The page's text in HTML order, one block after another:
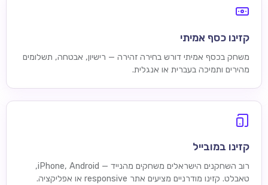
קזינו כסף אמיתי
משחק בכסף אמיתי דורש בחירה זהירה — רישיון, אבטחה, תשלומים
מהירים ותמיכה בעברית או אנגלית.
קזינו במובייל
רוב השחקנים הישראלים משחקים מהנייד — iPhone, Android,
טאבלט. קזינו מודרניים מציעים אתר responsive או אפליקציה.